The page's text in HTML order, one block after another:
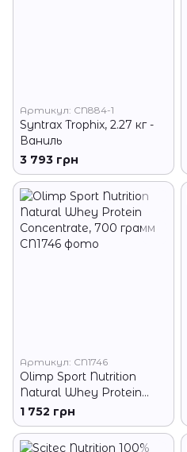
Артикул: CN884-1
Syntrax Trophix, 2.27 кг -
Ваниль
3 793 грн
Артикул: CN1746
Olimp Sport Nutrition
Natural Whey Protein
Concentrate, 700 грамм
1 752 грн